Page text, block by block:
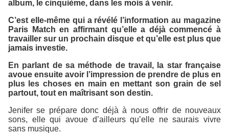
album, le cinquième, dans les mois à venir.
C’est elle-même qui a révélé l’information au magazine
Paris Match en affirmant qu’elle a déjà commencé à
travailler sur un prochain disque et qu’elle est plus que
jamais investie.
En parlant de sa méthode de travail, la star française
avoue ensuite avoir l’impression de prendre de plus en
plus les choses en main en mettant son grain de sel
partout, tout en maîtrisant son destin.
Jenifer se prépare donc déjà à nous offrir de nouveaux
sons, elle qui avoue d’ailleurs qu’elle ne saurais vivre
sans musique.